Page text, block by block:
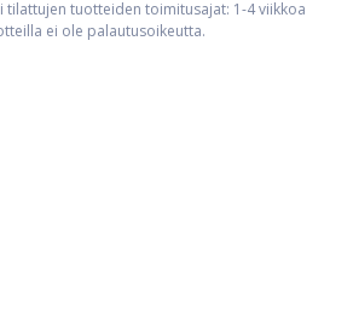
tilattujen tuotteiden toimitusajat: 1-4 viikkoa
ei ole palautusoikeutta.